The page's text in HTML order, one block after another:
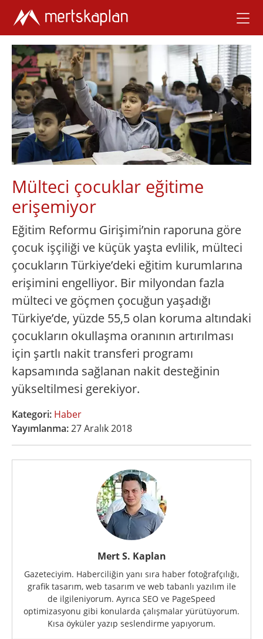
Mülteci çocuklar eğitime
erişemiyor
Eğitim Reformu Girişimi’nin raporuna göre
çocuk işçiliği ve küçük yaşta evlilik, mülteci
çocukların Türkiye’deki eğitim kurumlarına
erişimini engelliyor. Bir milyondan fazla
mülteci ve göçmen çocuğun yaşadığı
Türkiye’de, yüzde 55,5 olan koruma altındaki
çocukların okullaşma oranının artırılması
için şartlı nakit transferi programı
kapsamında sağlanan nakit desteğinin
yükseltilmesi gerekiyor.
Kategori: Haber
Yayımlanma:27 Aralık 2018
Mert S. Kaplan
Gazeteciyim. Haberciliğin yanı sıra haber fotoğrafçılığı,
grafik tasarım, web tasarım ve web tabanlı yazılım ile
de ilgileniyorum. Ayrıca SEO ve PageSpeed
optimizasyonu gibi konularda çalışmalar yürütüyorum.
Kısa öyküler yazıp seslendirme yapıyorum.